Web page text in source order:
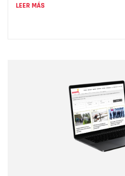
LEER MÁS
Correo electrónico
Tipo de comentario